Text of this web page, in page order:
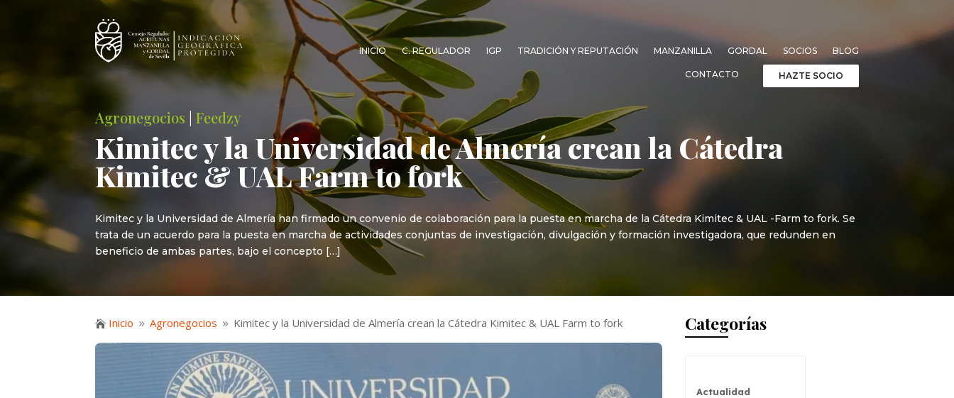
INICIO C. REGULADOR IGP TRADICIÓN Y REPUTACIÓN MANZANILLA GORDAL SOCIOS BLOG
CONTACTO HAZTE SOCIO
Agronegocios |Feedzy
Kimitec y la Universidad de Almería crean la Cátedra
Kimitec & UAL Farm to fork
Kimitec y la Universidad de Almería han firmado un convenio de colaboración para la puesta en marcha de la Cátedra Kimitec & UAL -Farm to fork. Se
trata de un acuerdo para la puesta en marcha de actividades conjuntas de investigación, divulgación y formación investigadora, que redunden en
beneficio de ambas partes, bajo el concepto […]
 Inicio 9 Agronegocios 9 Kimitec y la Universidad de Almería crean la Cátedra Kimitec & UAL Farm to fork Categorías
Actualidad